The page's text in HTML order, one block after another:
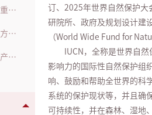
流域地方性建成环境山西省重点实验室
基金委中德中心城镇化与地方性合作小组
自然资源部国土空间文化遗产保护与再生工程技术创新中心
订、2025年世界自然保护大
研院所、政府及规划设计建
（World Wide Fund for
IUCN，全称是世界自
影响力的国际性自然保护组
响、鼓励和帮助全世界的科
系统的保护现状等，并且确
可持续性，并在森林、湿地